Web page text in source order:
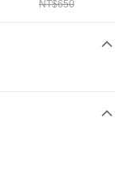
至「AFTEE先享後付」
NT$650